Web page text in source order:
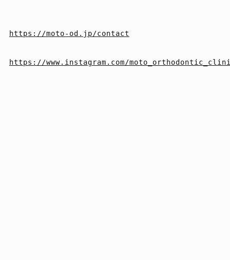
https://moto-od.jp/contact
https://www.instagram.com/